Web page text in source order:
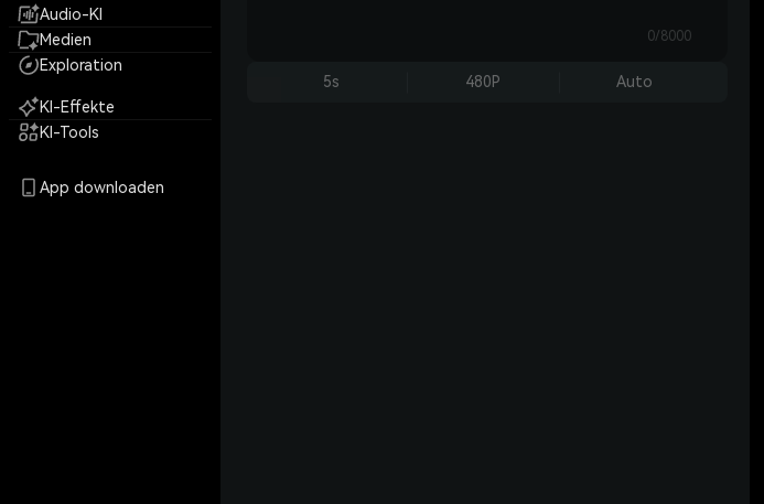
Audio-KI
Medien
Exploration
KI-Effekte
KI-Tools
App downloaden
0/8000
5s 480P Auto